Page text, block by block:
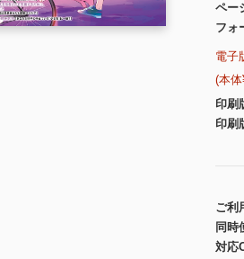
ペー
フォ
電子
(本
印刷
印刷
ご利
同時
対応